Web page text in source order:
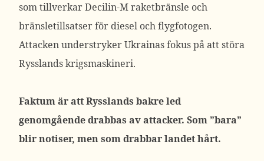
som tillverkar Decilin-M raketbränsle och
bränsletillsatser för diesel och flygfotogen.
Attacken understryker Ukrainas fokus på att störa
Rysslands krigsmaskineri.
Faktum är att Rysslands bakre led
genomgående drabbas av attacker. Som ”bara”
blir notiser, men som drabbar landet hårt.